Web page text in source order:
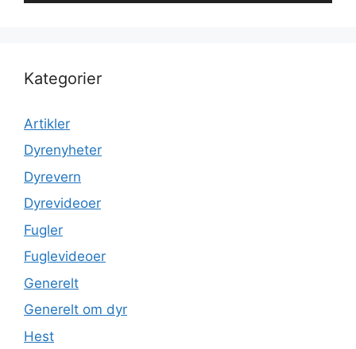
Kategorier
Artikler
Dyrenyheter
Dyrevern
Dyrevideoer
Fugler
Fuglevideoer
Generelt
Generelt om dyr
Hest